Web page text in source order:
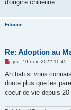
d'origine chilienne.
Fifoune
Re: Adoption au
M
s
a
g
e
o
jeu. 10 nov. 2022 11:45
Ah bah si vous
doute plus que les
coeur de vie depuis 20